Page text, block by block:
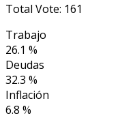
Total Vote: 161
Trabajo
26.1 %
Deudas
32.3 %
Inflación
6.8 %